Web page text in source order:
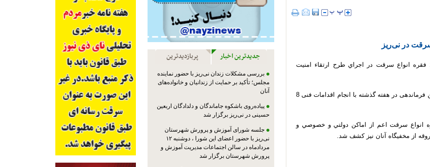
فرمانده انتظامي نی‌ریز از دستگیری 8 سارق و کشف 11 فقره انواع سرقت در اجراي طرح ارتقاء امنيت
سرهنگ عظیم اله کرمی اظهار داشت: ماموران انتظامي این فرماندهی در هفته گذشته با انجام اقدامات فنی 8
با اقدامات تخصصی پلیسی، سارقان به 11 فقره انواع سرقت اعم از اماکن دولتي و خصوصي و
از مخفيگاه آنان نیز کشف شد.
جدیدترین اخبار پربازدیدترین
بررسی مشکلات زندان نی‌ریز با حضور نماینده
مجلس؛ تأکید بر حمایت از زندانیان و خانواده‌های
آنان
پیاده‌روی باشکوه جاماندگان و دلدادگان اربعین
حسینی در نی‌ریز برگزار شد
جلسه شورای آموزش و پرورش شهرستان
نی‌ریز با حضور اعضای این شورا ، دوشنبه ۱۲
مردادماه در سالن اجتماعات مدیریت آموزش و
پرورش شهرستان برگزار شد